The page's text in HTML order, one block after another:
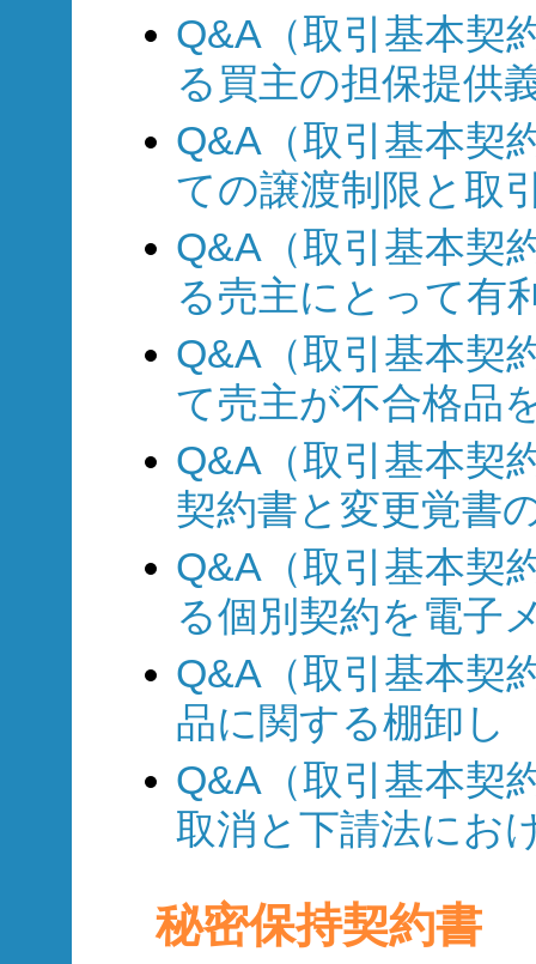
Q&A（取引基本契
る買主の担保提供
Q&A（取引基本契
ての譲渡制限と取
Q&A（取引基本契
る売主にとって有
Q&A（取引基本契
て売主が不合格品
Q&A（取引基本契
契約書と変更覚書
Q&A（取引基本契
る個別契約を電子
Q&A（取引基本契
品に関する棚卸し
Q&A（取引基本契
取消と下請法にお
秘密保持契約書